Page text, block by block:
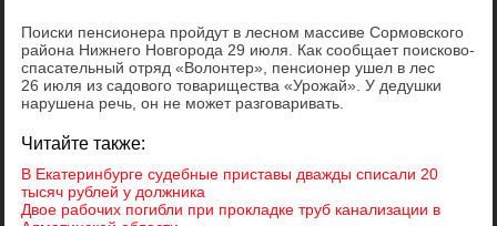
Поиски пенсионера пройдут в лесном массиве Сормовского
района Нижнего Новгорода 29 июля. Как сообщает поисково-
спасательный отряд «Волонтер», пенсионер ушел в лес
26 июля из садового товарищества «Урожай». У дедушки
нарушена речь, он не может разговаривать.
Читайте также:
В Екатеринбурге судебные приставы дважды списали 20
тысяч рублей у должника
Двое рабочих погибли при прокладке труб канализации в